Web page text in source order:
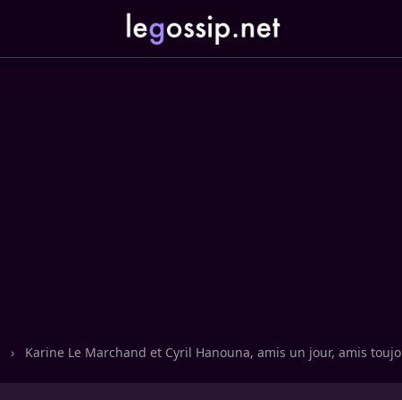
› Karine Le Marchand et Cyril Hanouna, amis un jour, amis